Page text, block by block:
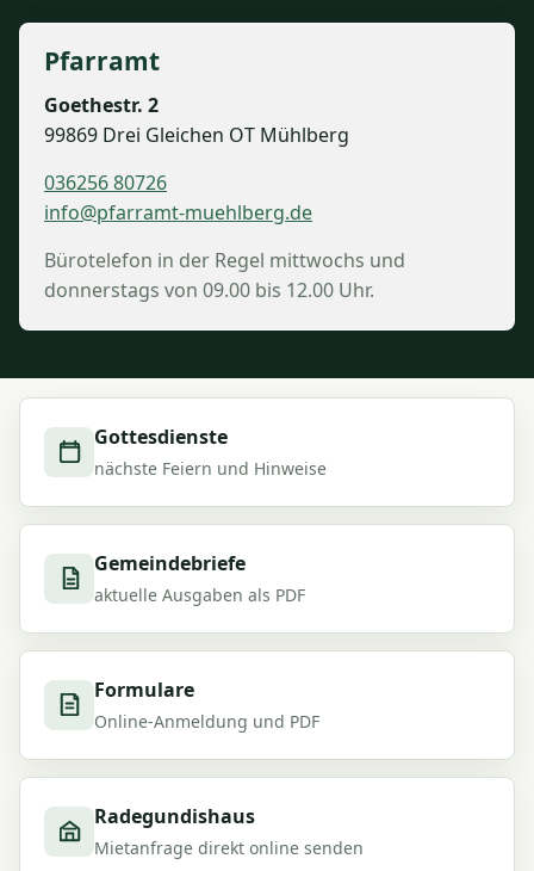
Pfarramt
Goethestr. 2
99869 Drei Gleichen OT Mühlberg
036256 80726
info@pfarramt-muehlberg.de
Bürotelefon in der Regel mittwochs und
donnerstags von 09.00 bis 12.00 Uhr.
Gottesdienste
nächste Feiern und Hinweise
Gemeindebriefe
aktuelle Ausgaben als PDF
Formulare
Online-Anmeldung und PDF
Radegundishaus
Mietanfrage direkt online senden